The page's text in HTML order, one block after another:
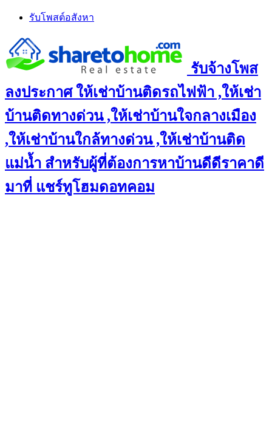
Skip
content
รับโพสต์อสังหา
รับจ้างโพส
ลงประกาศ ให้เช่าบ้านติดรถไฟฟ้า ,ให้เช่า
บ้านติดทางด่วน ,ให้เช่าบ้านใจกลางเมือง
,ให้เช่าบ้านใกล้ทางด่วน ,ให้เช่าบ้านติด
แม่น้ำ สำหรับผู้ที่ต้องการหาบ้านดีดีราคาดี
มาที่ แชร์ทูโฮมดอทคอม